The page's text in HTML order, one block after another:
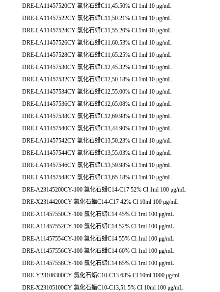
DRE-LA11457520CY 氯化石蜡C11,45.50% Cl 1ml 10 μg/mL
DRE-LA11457522CY 氯化石蜡C11,50.21% Cl 1ml 10 μg/mL
DRE-LA11457524CY 氯化石蜡C11,55.20% Cl 1ml 10 μg/mL
DRE-LA11457526CY 氯化石蜡C11,60.53% Cl 1ml 10 μg/mL
DRE-LA11457528CY 氯化石蜡C11,65.25% Cl 1ml 10 μg/mL
DRE-LA11457530CY 氯化石蜡C12,45.32% Cl 1ml 10 μg/mL
DRE-LA11457532CY 氯化石蜡C12,50.18% Cl 1ml 10 μg/mL
DRE-LA11457534CY 氯化石蜡C12,55.00% Cl 1ml 10 μg/mL
DRE-LA11457536CY 氯化石蜡C12,65.08% Cl 1ml 10 μg/mL
DRE-LA11457538CY 氯化石蜡C12,69.98% Cl 1ml 10 μg/mL
DRE-LA11457540CY 氯化石蜡C13,44.90% Cl 1ml 10 μg/mL
DRE-LA11457542CY 氯化石蜡C13,50.23% Cl 1ml 10 μg/mL
DRE-LA11457544CY 氯化石蜡C13,55.03% Cl 1ml 10 μg/mL
DRE-LA11457546CY 氯化石蜡C13,59.98% Cl 1ml 10 μg/mL
DRE-LA11457548CY 氯化石蜡C13,65.18% Cl 1ml 10 μg/mL
DRE-A23145200CY-100 氯化石蜡C14-C17 52% Cl 1ml 100 μg/mL
DRE-X23144200CY 氯化石蜡C14-C17 42% Cl 10ml 100 μg/mL
DRE-A11457550CY-100 氯化石蜡C14 45% Cl 1ml 100 μg/mL
DRE-A11457552CY-100 氯化石蜡C14 52% Cl 1ml 100 μg/mL
DRE-A11457554CY-100 氯化石蜡C14 55% Cl 1ml 100 μg/mL
DRE-A11457556CY-100 氯化石蜡C14 60% Cl 1ml 100 μg/mL
DRE-A11457558CY-100 氯化石蜡C14 65% Cl 1ml 100 μg/mL
DRE-Y23106300CY 氯化石蜡C10-C13 63% Cl 10ml 1000 μg/mL
DRE-X23105100CY 氯化石蜡C10-C13,51.5% Cl 10ml 100 μg/mL